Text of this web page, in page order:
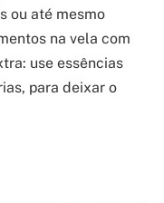
ou até mesmo
na vela com
use essências
para deixar o